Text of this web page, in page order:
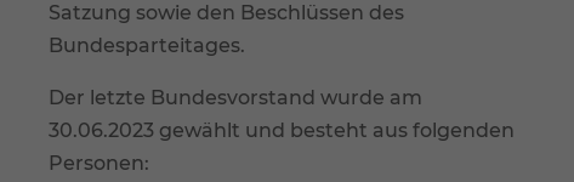
Satzung sowie den Beschlüssen des
Bundesparteitages.
Der letzte Bundesvorstand wurde am
30.06.2023 gewählt und besteht aus folgenden
Personen: